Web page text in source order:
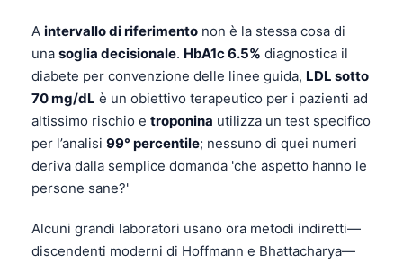
A intervallo di riferimento non è la stessa cosa di
una soglia decisionale. HbA1c 6.5% diagnostica il
diabete per convenzione delle linee guida, LDL sotto
70 mg/dL è un obiettivo terapeutico per i pazienti ad
altissimo rischio e troponina utilizza un test specifico
per l’analisi 99° percentile; nessuno di quei numeri
deriva dalla semplice domanda 'che aspetto hanno le
persone sane?'
Alcuni grandi laboratori usano ora metodi indiretti—
discendenti moderni di Hoffmann e Bhattacharya—